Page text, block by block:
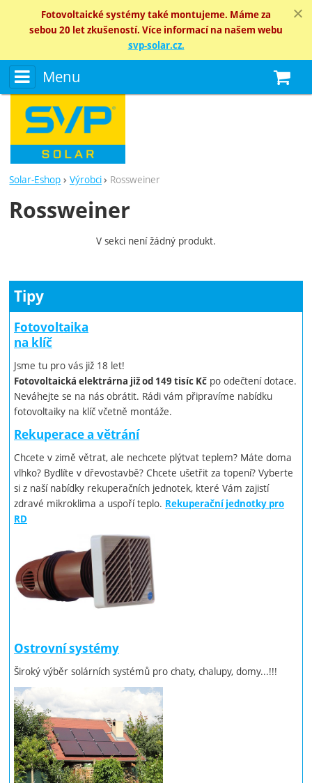
Fotovoltaické systémy také montujeme. Máme za
sebou 20 let zkušeností. Více informací na našem webu
svp-solar.cz.
Menu
Solar-Eshop Výrobci Rossweiner
Rossweiner
V sekci není žádný produkt.
Tipy
Fotovoltaika
na klíč
Jsme tu pro vás již 18 let!
Fotovoltaická elektrárna již od 149 tisíc Kč po odečtení dotace.
Neváhejte se na nás obrátit. Rádi vám připravíme nabídku
fotovoltaiky na klíč včetně montáže.
Rekuperace a větrání
Chcete v zimě větrat, ale nechcete plýtvat teplem? Máte doma
vlhko? Bydlíte v dřevostavbě? Chcete ušetřit za topení? Vyberte
si z naší nabídky rekuperačních jednotek, které Vám zajistí
zdravé mikroklima a uspoří teplo. Rekuperační jednotky pro
RD
Ostrovní systémy
Široký výběr solárních systémů pro chaty, chalupy, domy...!!!